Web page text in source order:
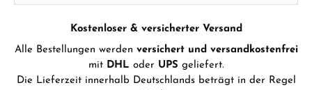
Kostenloser & versicherter Versand
Alle Bestellungen werden versichert und versandkostenfrei
mit DHL oder UPS geliefert.
Die Lieferzeit innerhalb Deutschlands beträgt in der Regel